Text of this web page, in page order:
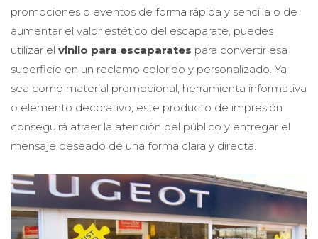
promociones o eventos de forma rápida y sencilla o de
aumentar el valor estético del escaparate, puedes
utilizar el vinilo para escaparates para convertir esa
superficie en un reclamo colorido y personalizado. Ya
sea como material promocional, herramienta informativa
o elemento decorativo, este producto de impresión
conseguirá atraer la atención del público y entregar el
mensaje deseado de una forma clara y directa.